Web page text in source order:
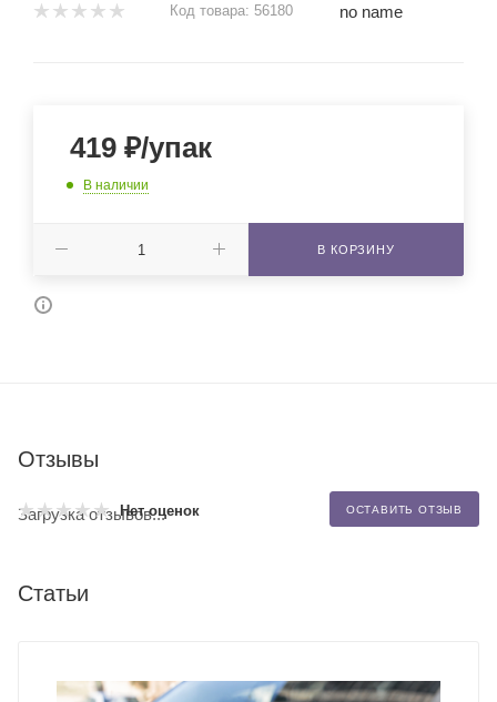
Код товара: 56180 no name
419 ₽/упак
В наличии
В КОРЗИНУ
Отзывы
Нет оценок ОСТАВИТЬ ОТЗЫВ
Загрузка отзывов...
Статьи